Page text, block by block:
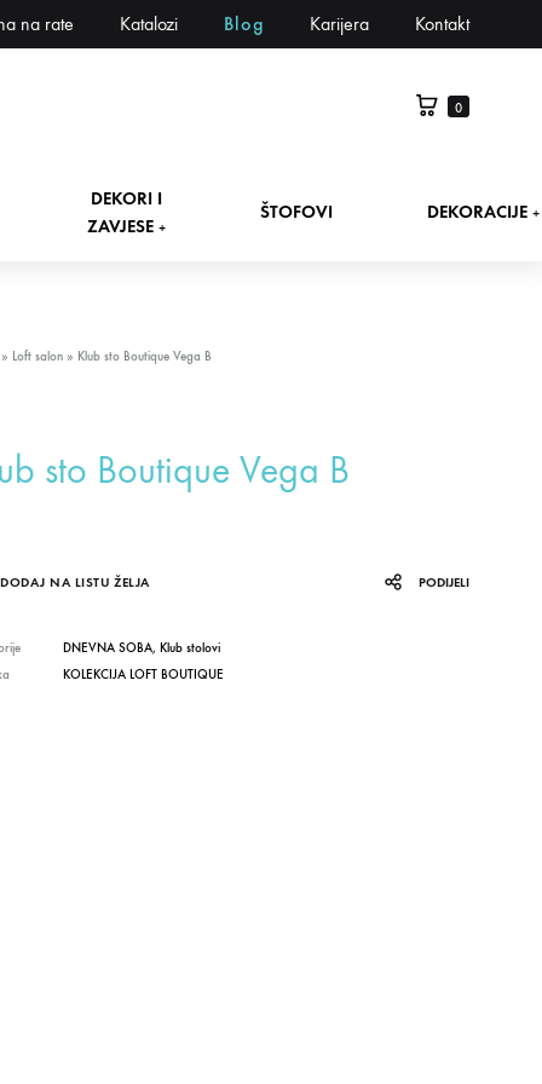
na rate Katalozi Blog Karijera Kontakt
0
DEKORI I
ZAVJESE +
ŠTOFOVI DEKORACIJE +
Loft salon» Klub sto Boutique Vega B
sto Boutique Vega B
DODAJ NA LISTU ŽELJA PODIJELI
DNEVNA SOBA, Klub stolovi
KOLEKCIJA LOFT BOUTIQUE